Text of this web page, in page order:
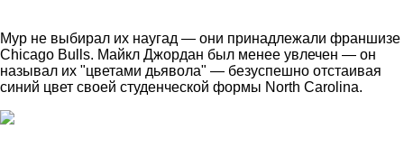
Мур не выбирал их наугад — они принадлежали франшизе
Chicago Bulls. Майкл Джордан был менее увлечен — он
называл их "цветами дьявола" — безуспешно отстаивая
синий цвет своей студенческой формы North Carolina.